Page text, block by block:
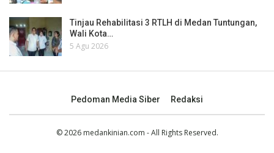
Tinjau Rehabilitasi 3 RTLH di Medan Tuntungan,
Wali Kota…
5 Agu 2026
Pedoman Media Siber Redaksi
© 2026 medankinian.com - All Rights Reserved.